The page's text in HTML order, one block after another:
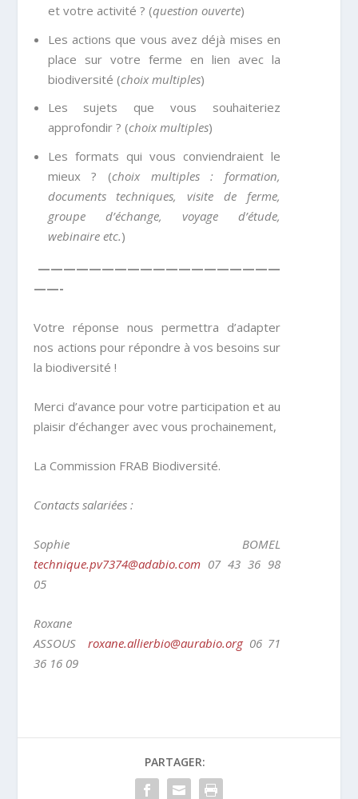
et votre activité ? (question ouverte)
Les actions que vous avez déjà mises en
place sur votre ferme en lien avec la
biodiversité (choix multiples)
Les sujets que vous souhaiteriez
approfondir ? (choix multiples)
Les formats qui vous conviendraient le
mieux ? (choix multiples : formation,
documents techniques, visite de ferme,
groupe d’échange, voyage d’étude,
webinaire etc.)
———————————————————
——-
Votre réponse nous permettra d’adapter
nos actions pour répondre à vos besoins sur
la biodiversité !
Merci d’avance pour votre participation et au
plaisir d’échanger avec vous prochainement,
La Commission FRAB Biodiversité.
Contacts salariées :
Sophie BOMEL
technique.pv7374@adabio.com 07 43 36 98
05
Roxane
ASSOUSroxane.allierbio@aurabio.org06 71
36 16 09
PARTAGER: